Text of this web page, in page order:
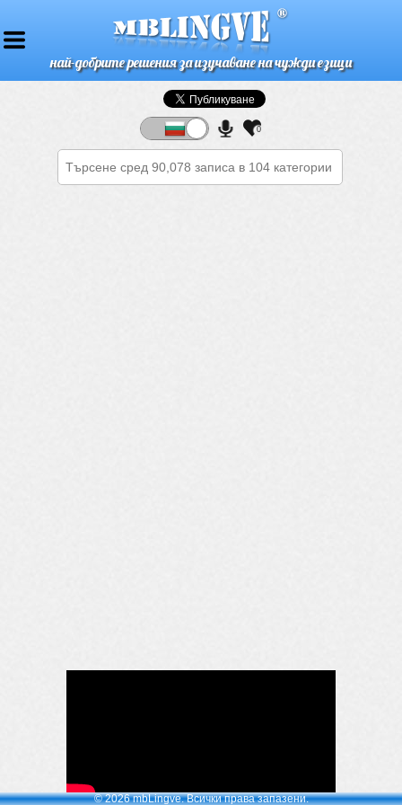
най-добрите решения за изучаване на чужди езици
0
© 2026 mbLingve. Всички права запазени.